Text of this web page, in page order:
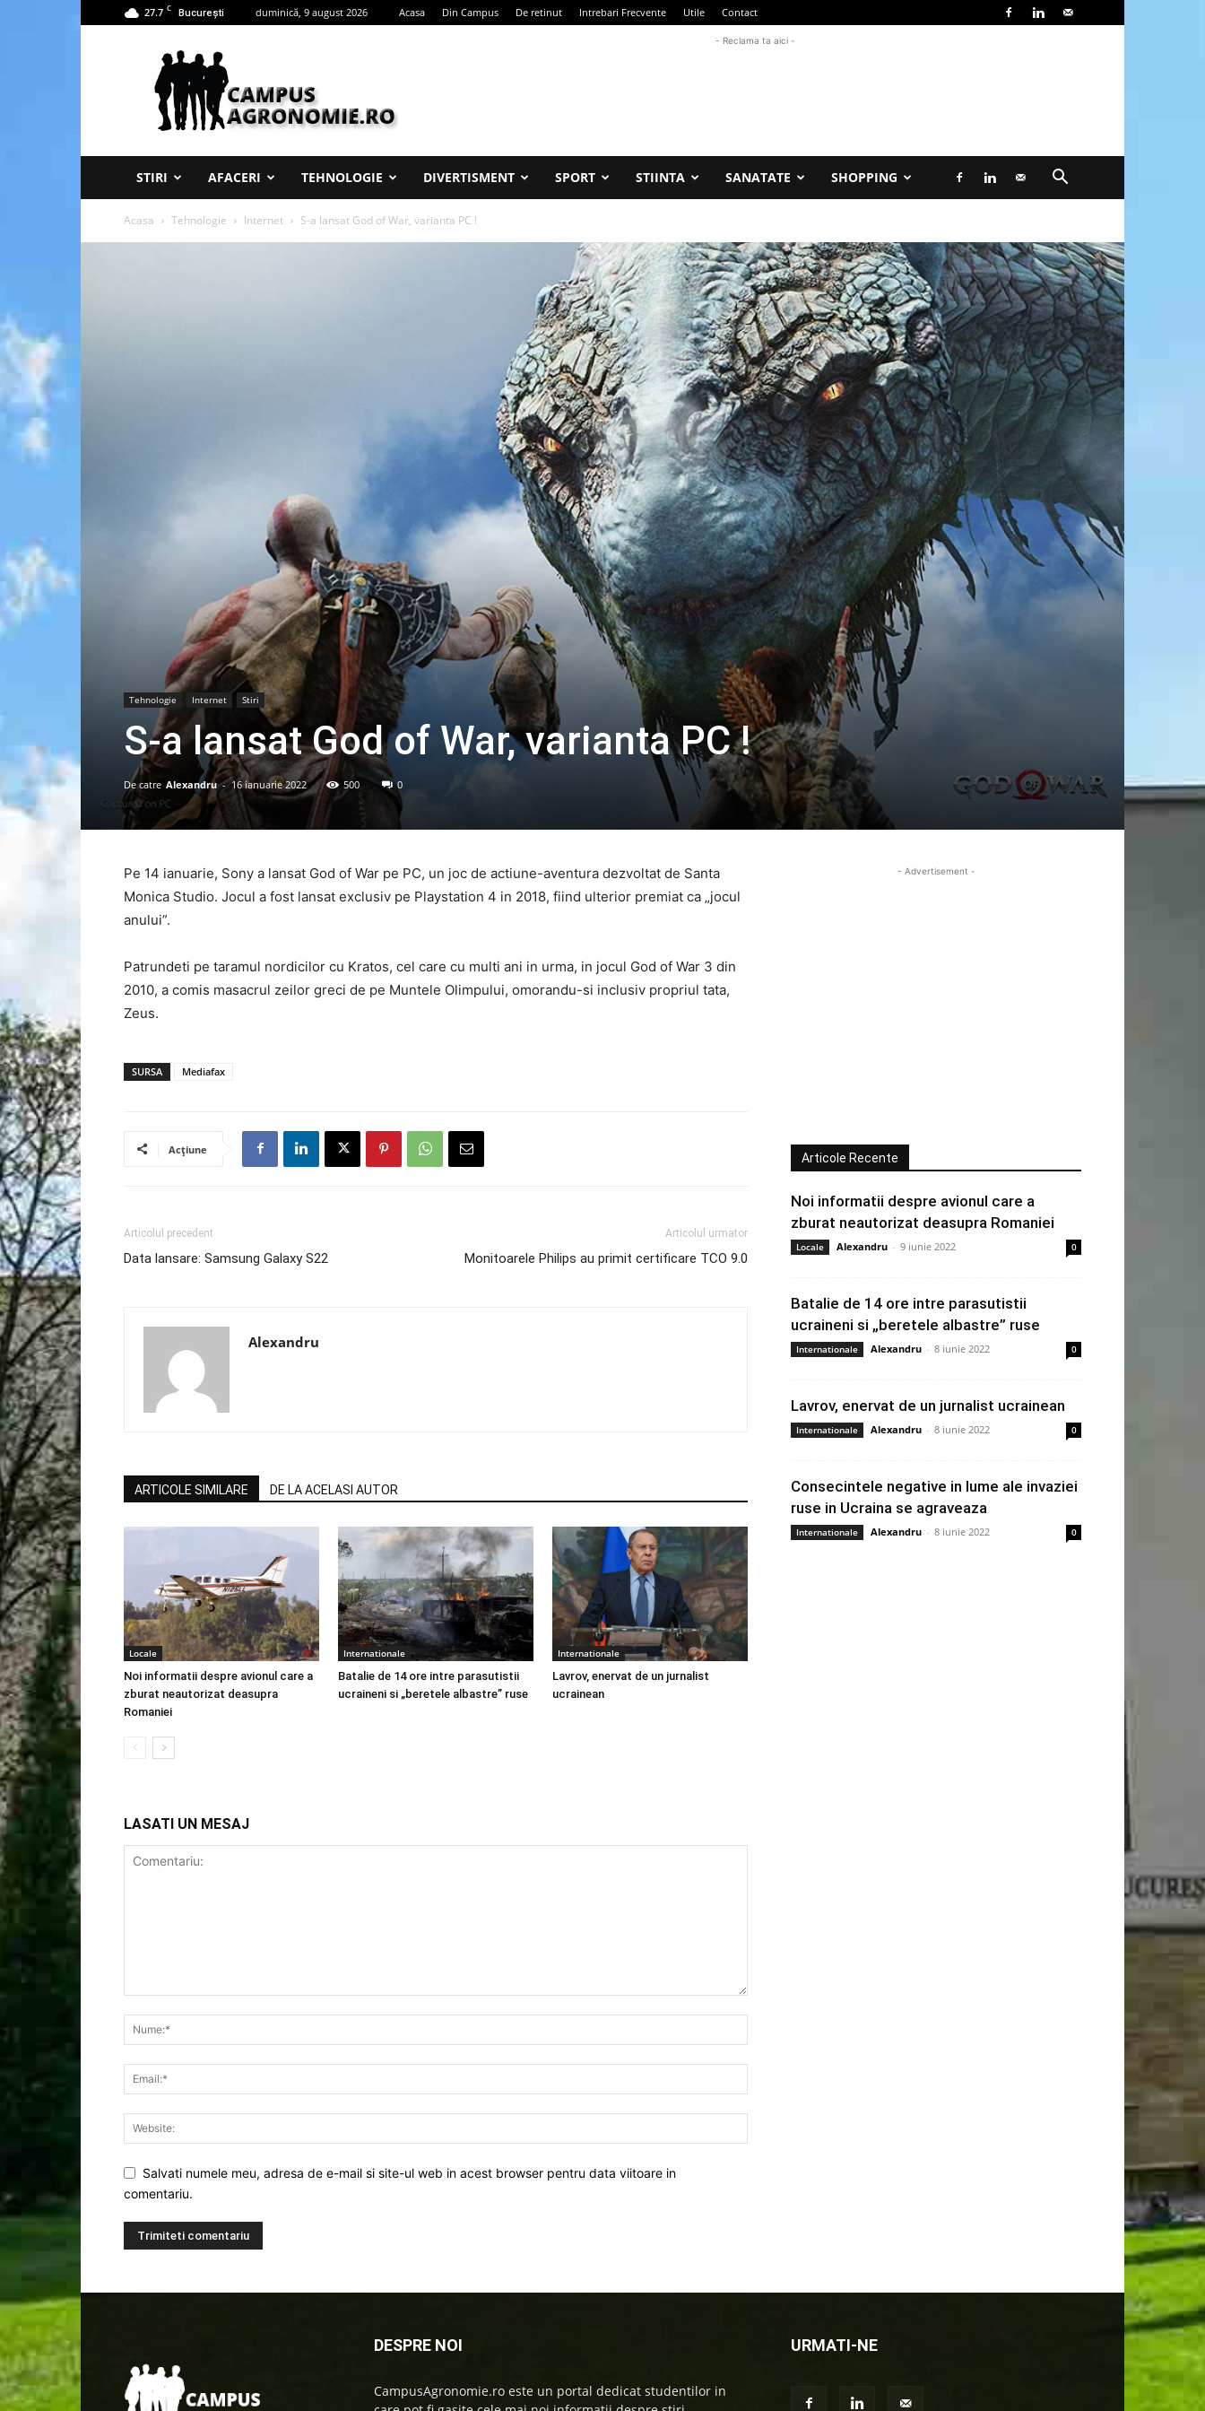
27.7 C București duminică, 9 august 2026 Acasa Din Campus De retinut Intrebari Frecvente Utile Contact
Campus
Agronomie
- Reclama ta aici -
STIRI AFACERI TEHNOLOGIE DIVERTISMENT SPORT STIINTA SANATATE SHOPPING
Acasa Tehnologie Internet S-a lansat God of War, varianta PC !
Tehnologie Internet Stiri
S-a lansat God of War, varianta PC !
De catre Alexandru - 16 ianuarie 2022 500 0
Pe 14 ianuarie, Sony a lansat God of War pe PC, un joc de actiune-aventura dezvoltat de Santa
Monica Studio. Jocul a fost lansat exclusiv pe Playstation 4 in 2018, fiind ulterior premiat ca „jocul
anului”.
Patrundeti pe taramul nordicilor cu Kratos, cel care cu multi ani in urma, in jocul God of War 3 din
2010, a comis masacrul zeilor greci de pe Muntele Olimpului, omorandu-si inclusiv propriul tata,
Zeus.
SURSA Mediafax
Acțiune
Articolul precedent
Data lansare: Samsung Galaxy S22
Articolul urmator
Monitoarele Philips au primit certificare TCO 9.0
Alexandru
ARTICOLE SIMILARE DE LA ACELASI AUTOR
Locale
Noi informatii despre avionul care a
zburat neautorizat deasupra
Romaniei
Internationale
Batalie de 14 ore intre parasutistii
ucraineni si „beretele albastre” ruse
Internationale
Lavrov, enervat de un jurnalist
ucrainean
LASATI UN MESAJ
Salvati numele meu, adresa de e-mail si site-ul web in acest browser pentru data viitoare in
comentariu.
- Advertisement -
Articole Recente
Noi informatii despre avionul care a
zburat neautorizat deasupra Romaniei
Locale Alexandru - 9 iunie 2022 0
Batalie de 14 ore intre parasutistii
ucraineni si „beretele albastre” ruse
Internationale Alexandru - 8 iunie 2022 0
Lavrov, enervat de un jurnalist ucrainean
Internationale Alexandru - 8 iunie 2022 0
Consecintele negative in lume ale invaziei
ruse in Ucraina se agraveaza
Internationale Alexandru - 8 iunie 2022 0
DESPRE NOI
CampusAgronomie.ro este un portal dedicat studentilor in
URMATI-NE